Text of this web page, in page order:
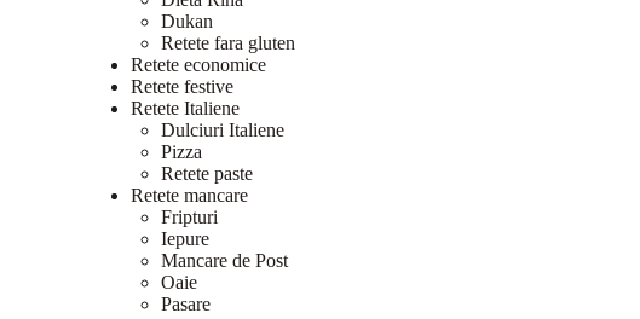
Dukan
Retete fara gluten
Retete economice
Retete festive
Retete Italiene
Dulciuri Italiene
Pizza
Retete paste
Retete mancare
Fripturi
Iepure
Mancare de Post
Oaie
Pasare